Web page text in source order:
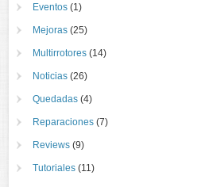
Eventos (1)
Mejoras (25)
Multirrotores (14)
Noticias (26)
Quedadas (4)
Reparaciones (7)
Reviews (9)
Tutoriales (11)